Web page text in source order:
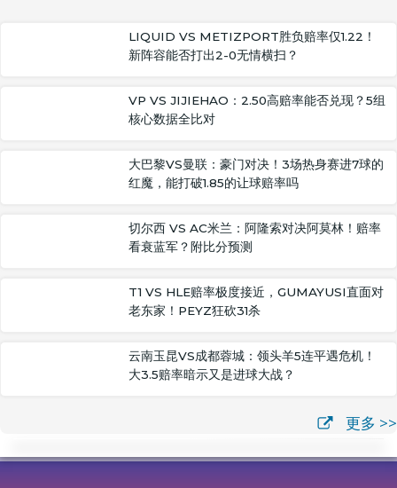
LIQUID VS METIZPORT胜负赔率仅1.22！
新阵容能否打出2-0无情横扫？
VP VS JIJIEHAO：2.50高赔率能否兑现？5组
核心数据全比对
大巴黎VS曼联：豪门对决！3场热身赛进7球的
红魔，能打破1.85的让球赔率吗
切尔西 VS AC米兰：阿隆索对决阿莫林！赔率
看衰蓝军？附比分预测
T1 VS HLE赔率极度接近，GUMAYUSI直面对
老东家！PEYZ狂砍31杀
云南玉昆VS成都蓉城：领头羊5连平遇危机！
大3.5赔率暗示又是进球大战？
更多 >>